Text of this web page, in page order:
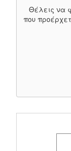
Θέλεις να
που